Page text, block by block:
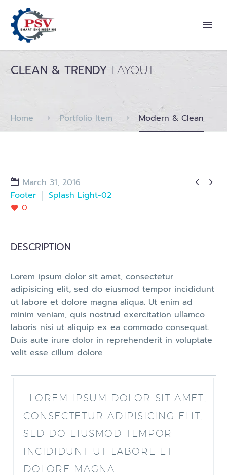
CLEAN & TRENDY LAYOUT
Home Portfolio Item Modern & Clean
 
March 31, 2016
Footer
Splash Light-02
0
DESCRIPTION
Lorem ipsum dolor sit amet, consectetur
adipisicing elit, sed do eiusmod tempor incididunt
ut labore et dolore magna aliqua. Ut enim ad
minim veniam, quis nostrud exercitation ullamco
laboris nisi ut aliquip ex ea commodo consequat.
Duis aute irure dolor in reprehenderit in voluptate
velit esse cillum dolore
…LOREM IPSUM DOLOR SIT AMET,
CONSECTETUR ADIPISICING ELIT,
SED DO EIUSMOD TEMPOR
INCIDIDUNT UT LABORE ET
DOLORE MAGNA